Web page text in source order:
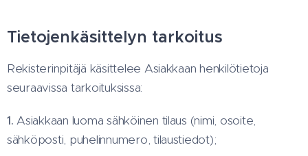
Tietojenkäsittelyn tarkoitus
Rekisterinpitäjä käsittelee Asiakkaan henkilötietoja
seuraavissa tarkoituksissa:
1.Asiakkaan luoma sähköinen tilaus (nimi, osoite,
sähköposti, puhelinnumero, tilaustiedot);